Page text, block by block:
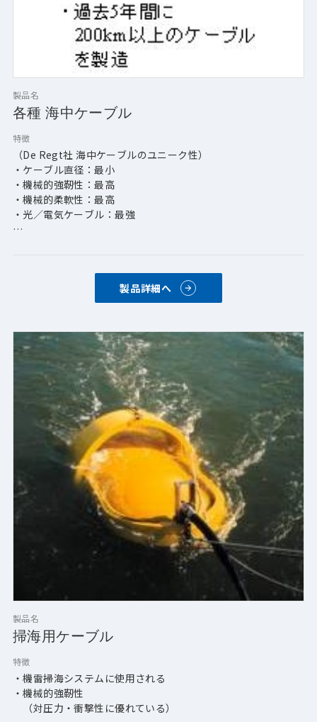
製品名
各種 海中ケーブル
特徴
（De Regt社 海中ケーブルのユニーク性）
・ケーブル直径：最小
・機械的強靭性：最高
・機械的柔軟性：最高
・光／電気ケーブル：最強
・ROV吊索ケーブル：6000m（最高深度）
・曳航ケーブル：3000m（最高深度）
・掘削機ケーブル：1500m（最高深度）
・光／電気ケーブル：115T（最高強度）
（ストレングス・メンバー）
・亜鉛メッキ鋼線（装甲）
・ファイバーの保護（アラミド、
ダイネーマ、ベクトラン、ジロン等）
・ファイバーの編組み（鋼線）
製品名
掃海用ケーブル
特徴
・機雷掃海システムに使用される
・機械的強靭性
（対圧力・衝撃性に優れている）
製品詳細へ